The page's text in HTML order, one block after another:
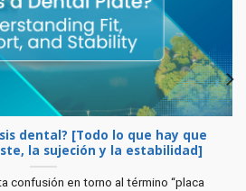
dental? [Todo lo que hay que
la sujeción y la estabilidad]
confusión en torno al término “placa